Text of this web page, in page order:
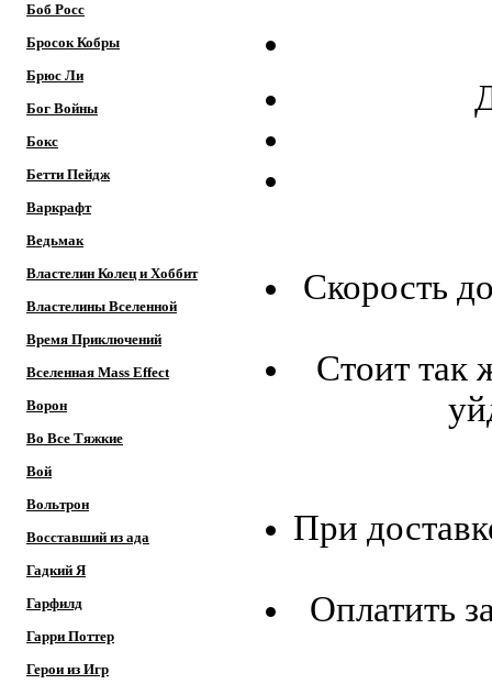
Боб Росс
Бросок Кобры
Брюс Ли
Бог Войны
Бокс
Бетти Пейдж
Варкрафт
Ведьмак
Властелин Колец и Хоббит
Властелины Вселенной
Время Приключений
Вселенная Mass Effect
Ворон
Во Все Тяжкие
Вой
Вольтрон
Восставший из ада
Гадкий Я
Гарфилд
Гарри Поттер
Герои из Игр
Скорость
Стоит так
При
Оплатить